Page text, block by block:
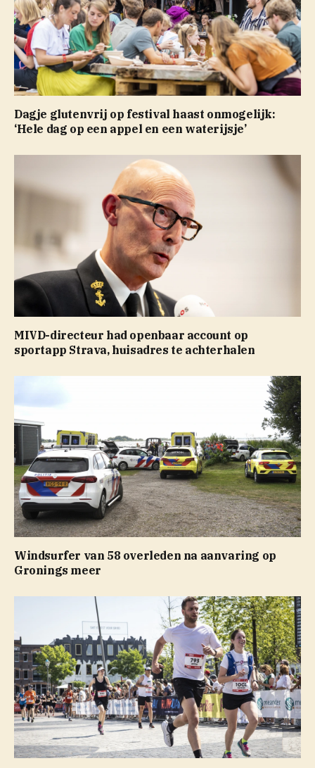
Dagje glutenvrij op festival haast onmogelijk:
‘Hele dag op een appel en een waterijsje’
MIVD-directeur had openbaar account op
sportapp Strava, huisadres te achterhalen
Windsurfer van 58 overleden na aanvaring op
Gronings meer